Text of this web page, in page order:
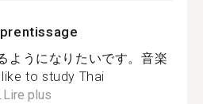
ようになりたいです。音楽
to study Thai
Lire plus